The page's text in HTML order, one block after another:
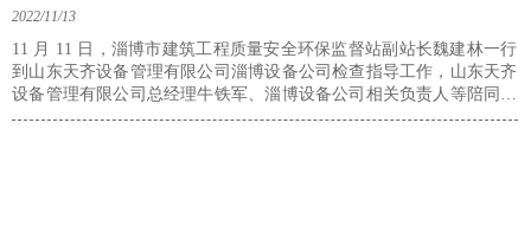
2022/11/13
11 月 11 日，淄博市建筑工程质量安全环保监督站副站长魏建林一行
到山东天齐设备管理有限公司淄博设备公司检查指导工作，山东天齐
设备管理有限公司总经理牛铁军、淄博设备公司相关负责人等陪同检
查。